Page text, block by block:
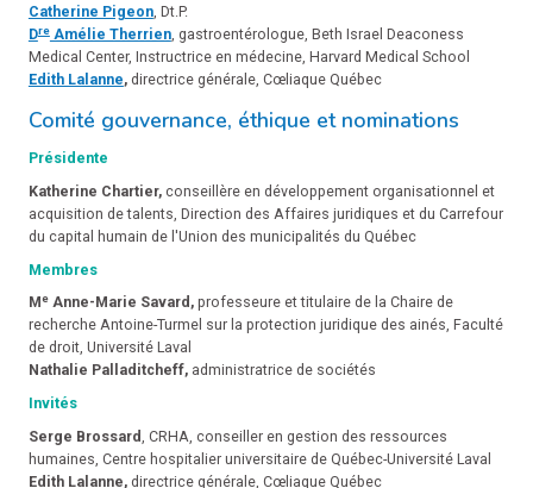
Catherine Pigeon, Dt.P.
DreAmélie Therrien, gastroentérologue, Beth Israel Deaconess
Medical Center, Instructrice en médecine, Harvard Medical School
Edith Lalanne, directrice générale, Cœliaque Québec
Comité gouvernance, éthique et nominations
Présidente
Katherine Chartier,conseillère en développement organisationnel et
acquisition de talents, Direction des Affaires juridiques et du Carrefour
du capital humain de l'Union des municipalités du Québec
Membres
MeAnne-Marie Savard,professeure et titulaire de la Chaire de
recherche Antoine-Turmel sur la protection juridique des ainés, Faculté
de droit, Université Laval
Nathalie Palladitcheff,administratrice de sociétés
Invités
Serge Brossard, CRHA, conseiller en gestion des ressources
humaines, Centre hospitalier universitaire de Québec-Université Laval
Edith Lalanne, directrice générale, Cœliaque Québec